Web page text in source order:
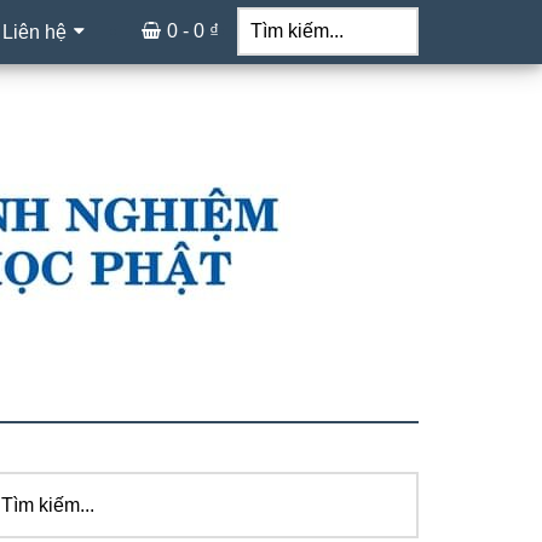
hệ
Tìm
kiếm...
0 - 0 ₫
Sidebar